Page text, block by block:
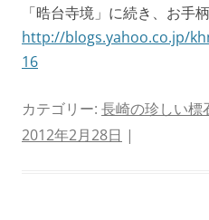
「晧台寺境」に続き、お手柄
http://blogs.yahoo.co.jp/
16
カテゴリー: 長崎の珍しい標
2012年2月28日 |